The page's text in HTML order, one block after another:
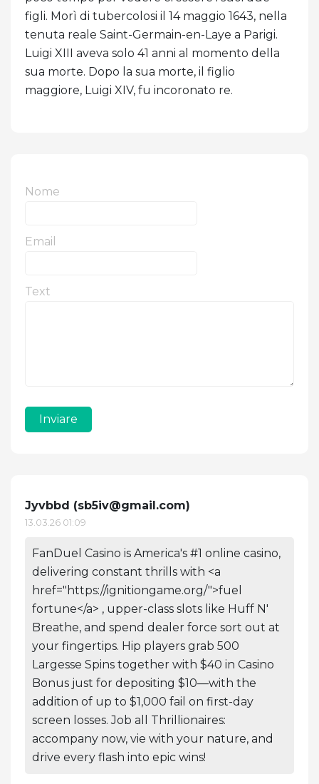
figli. Morì di tubercolosi il 14 maggio 1643, nella
tenuta reale Saint-Germain-en-Laye a Parigi.
Luigi XIII aveva solo 41 anni al momento della
sua morte. Dopo la sua morte, il figlio
maggiore, Luigi XIV, fu incoronato re.
Nome
Email
Text
Inviare
Jyvbbd (sb5iv@gmail.com)
13.03.26 01:09
FanDuel Casino is America's #1 online casino,
delivering constant thrills with <a
href="https://ignitiongame.org/">fuel
fortune</a> , upper-class slots like Huff N'
Breathe, and spend dealer force sort out at
your fingertips. Hip players grab 500
Largesse Spins together with $40 in Casino
Bonus just for depositing $10—with the
addition of up to $1,000 fail on first-day
screen losses. Job all Thrillionaires:
accompany now, vie with your nature, and
drive every flash into epic wins!